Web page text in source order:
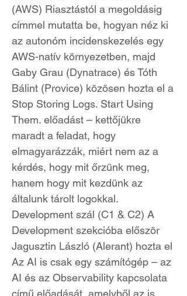
(AWS) Riasztástól a megoldásig
címmel mutatta be, hogyan néz ki
az autonóm incidenskezelés egy
AWS-natív környezetben, majd
Gaby Grau (Dynatrace) és Tóth
Bálint (Provice) közösen hozta el a
Stop Storing Logs. Start Using
Them. előadást – kettőjükre
maradt a feladat, hogy
elmagyarázzák, miért nem az a
kérdés, hogy mit őrzünk meg,
hanem hogy mit kezdünk az
általunk tárolt logokkal.
Development szál (C1 & C2) A
Development szekcióba először
Jagusztin László (Alerant) hozta el
Az AI is csak egy számítógép – az
AI és az Observability kapcsolata
című előadását, amelyből az is